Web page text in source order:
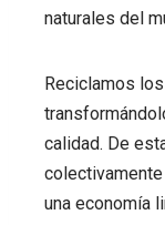
naturales del
Reciclamos
calidad. De
una economía